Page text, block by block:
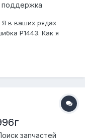
поддержка
Я в ваших рядах
P1443. Как я
Подскажите
есть заказной
запчастей